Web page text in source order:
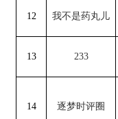
12 我不是药丸儿
13 233
14 逐梦时评圈